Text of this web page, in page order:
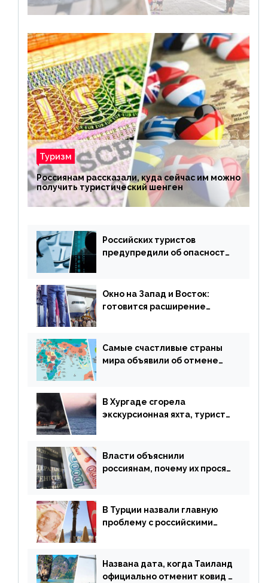
Туризм
Россиянам рассказали, куда сейчас им можно
получить туристический шенген
Российских туристов
предупредили об опасности
Окно на Запад и Восток:
готовится расширение
Самые счастливые страны
мира объявили об отмене
В Хургаде сгорела
экскурсионная яхта, туристы
Власти объяснили
россиянам, почему их просят
В Турции назвали главную
проблему с российскими
Названа дата, когда Таиланд
официально отменит ковид и